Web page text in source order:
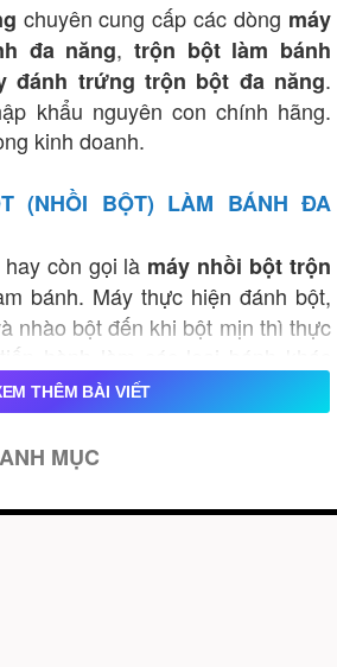
chuyên cung cấp các dòng máy
đa năng,trộn bột làm bánh
đánh trứng trộn bột đa năng.
khẩu nguyên con chính hãng.
kinh doanh.
(NHỒI BỘT) LÀM BÁNH ĐA
còn gọi là máy nhồi bột trộn
bánh. Máy thực hiện đánh bột,
nhào bột đến khi bột mịn thì thực
hành làm các loại bánh khác
trộn bột đa năng được thiết kế
đánh trứng, đánh hỗn hợp...
chứa có thể tháo rời, di chuyển khi
bánh bột lọc, làm bún, mì
bánh bao, trộn bột pizza, ...
dẻo sử dụng rất phổ biến.
THÊM BÀI VIẾT
MỤC